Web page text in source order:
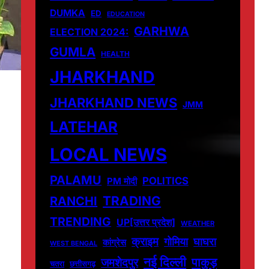
DUMKA ED EDUCATION
ELECTION 2024: GARHWA
GUMLA HEALTH
JHARKHAND
JHARKHAND NEWS JMM
LATEHAR
LOCAL NEWS
PALAMU PM मोदी POLITICS
RANCHI TRADING
TRENDING UP[उत्तर प्रदेश] WEATHER
WEST BENGAL कांग्रेस क्राइम गोमिया घाघरा
चतरा छत्तीसगढ़ जमशेदपुर नई दिल्ली पाकुड़